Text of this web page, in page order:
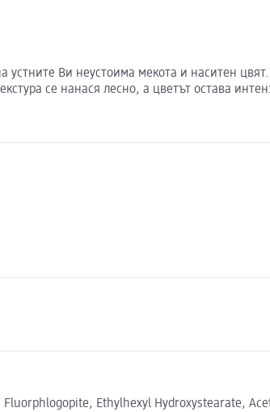
Ви неустоима мекота и наситен
се нанася лесно, а цветът остава
Ethylhexyl Hydroxystearate,